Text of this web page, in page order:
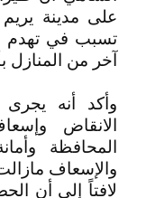
على مدينة يريم
آخر من المنازل
وأكد أنه
الانقاض
المحافظة
والإسعاف
لافتاً إلى أن